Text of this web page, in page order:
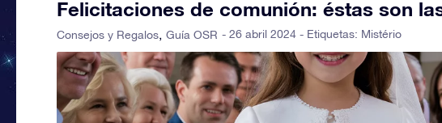
Felicitaciones de comunión: éstas son
Consejos y Regalos Guía OSR - 26 abril 2024 - Etiquetas: Mistério